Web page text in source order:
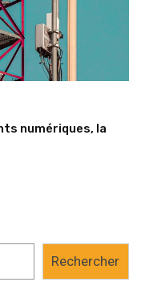
Rechercher